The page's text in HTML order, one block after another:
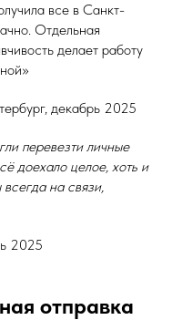
все в Санкт-
Отдельная
делает работу
декабрь 2025
перевезти личные
доехало целое, хоть и
на связи,
2025
отправка